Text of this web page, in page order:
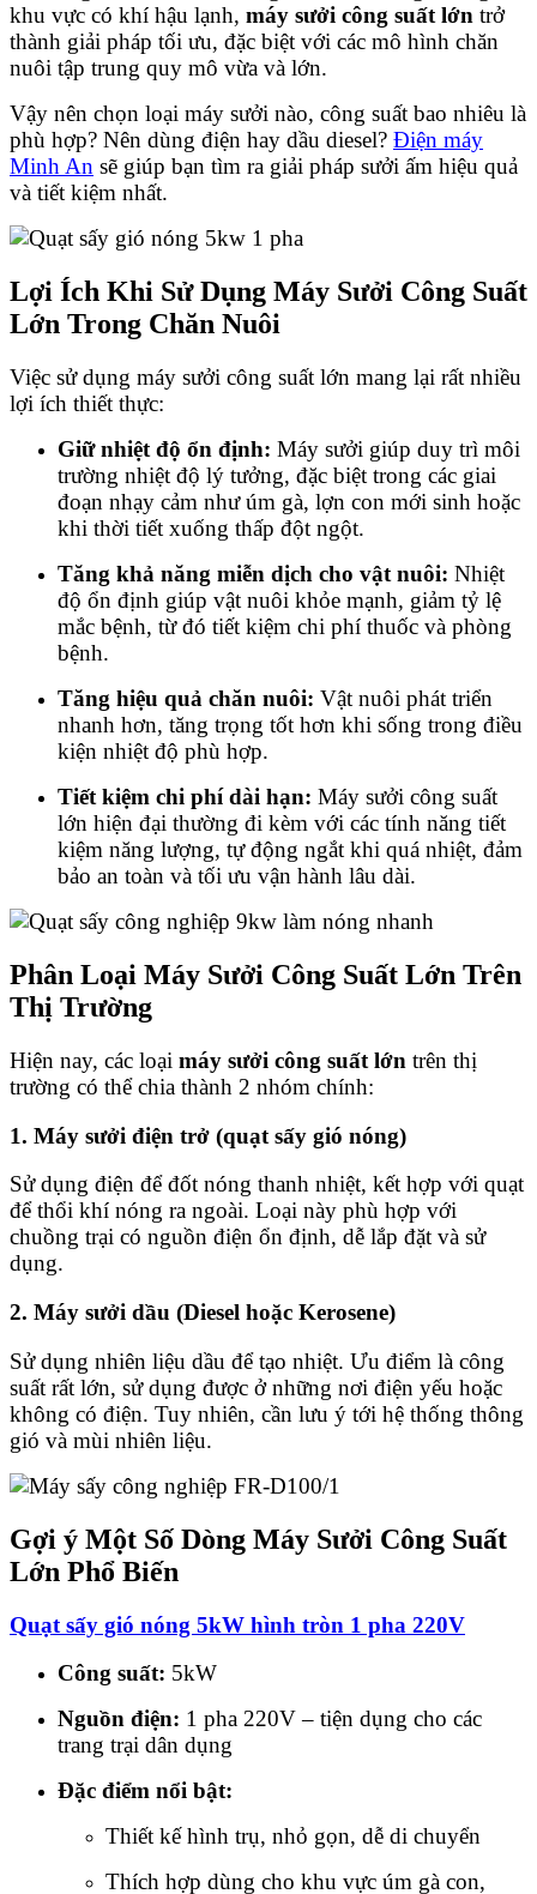
khu vực có khí hậu lạnh, máy sưởi công suất lớn trở
thành giải pháp tối ưu, đặc biệt với các mô hình chăn
nuôi tập trung quy mô vừa và lớn.
Vậy nên chọn loại máy sưởi nào, công suất bao nhiêu là
phù hợp? Nên dùng điện hay dầu diesel? Điện máy
Minh An sẽ giúp bạn tìm ra giải pháp sưởi ấm hiệu quả
và tiết kiệm nhất.
Lợi Ích Khi Sử Dụng Máy Sưởi Công Suất
Lớn Trong Chăn Nuôi
Việc sử dụng máy sưởi công suất lớn mang lại rất nhiều
lợi ích thiết thực:
Giữ nhiệt độ ổn định: Máy sưởi giúp duy trì môi
trường nhiệt độ lý tưởng, đặc biệt trong các giai
đoạn nhạy cảm như úm gà, lợn con mới sinh hoặc
khi thời tiết xuống thấp đột ngột.
Tăng khả năng miễn dịch cho vật nuôi: Nhiệt
độ ổn định giúp vật nuôi khỏe mạnh, giảm tỷ lệ
mắc bệnh, từ đó tiết kiệm chi phí thuốc và phòng
bệnh.
Tăng hiệu quả chăn nuôi: Vật nuôi phát triển
nhanh hơn, tăng trọng tốt hơn khi sống trong điều
kiện nhiệt độ phù hợp.
Tiết kiệm chi phí dài hạn: Máy sưởi công suất
lớn hiện đại thường đi kèm với các tính năng tiết
kiệm năng lượng, tự động ngắt khi quá nhiệt, đảm
bảo an toàn và tối ưu vận hành lâu dài.
Phân Loại Máy Sưởi Công Suất Lớn Trên
Thị Trường
Hiện nay, các loại máy sưởi công suất lớn trên thị
trường có thể chia thành 2 nhóm chính:
1. Máy sưởi điện trở (quạt sấy gió nóng)
Sử dụng điện để đốt nóng thanh nhiệt, kết hợp với quạt
để thổi khí nóng ra ngoài. Loại này phù hợp với
chuồng trại có nguồn điện ổn định, dễ lắp đặt và sử
dụng.
2. Máy sưởi dầu (Diesel hoặc Kerosene)
Sử dụng nhiên liệu dầu để tạo nhiệt. Ưu điểm là công
suất rất lớn, sử dụng được ở những nơi điện yếu hoặc
không có điện. Tuy nhiên, cần lưu ý tới hệ thống thông
gió và mùi nhiên liệu.
Gợi ý Một Số Dòng Máy Sưởi Công Suất
Lớn Phổ Biến
Quạt sấy gió nóng 5kW hình tròn 1 pha 220V
Công suất: 5kW
Nguồn điện: 1 pha 220V – tiện dụng cho các
trang trại dân dụng
Đặc điểm nổi bật:
Thiết kế hình trụ, nhỏ gọn, dễ di chuyển
Thích hợp dùng cho khu vực úm gà con,